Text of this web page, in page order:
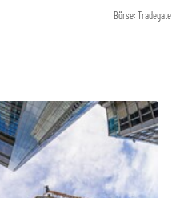
Börse: Tradegate